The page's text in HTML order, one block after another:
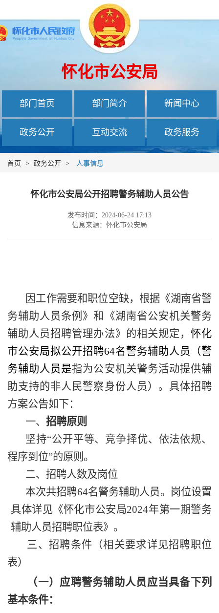
怀化市公安局
部门首页 部门简介 新闻中心
政务公开 互动交流 政务服务
首页 > 政务公开 > 人事信息
怀化市公安局公开招聘警务辅助人员公告
发布时间：2024-06-24 17:13
信息来源：怀化市公安局
因工作需要和职位空缺，根据《湖南省警
务辅助人员条例》和《湖南省公安机关警务
辅助人员招聘管理办法》的相关规定， 怀化
市公安局拟公开招聘64名警务辅助人员（警
务辅助人员是指为公安机关警务活动提供辅
助支持的非人民警察身份人员）。具体招聘
方案公告如下：
一、招聘原则
坚持“公开平等、竞争择优、依法依规、
程序到位”的原则。
二、招聘人数及岗位
本次共招聘64名警务辅助人员。岗位设置
具体详见《怀化市公安局2024年第一期警务
辅助人员招聘职位表》。
三、招聘条件（相关要求详见招聘职位
表）
（一）应聘警务辅助人员应当具备下列
基本条件：